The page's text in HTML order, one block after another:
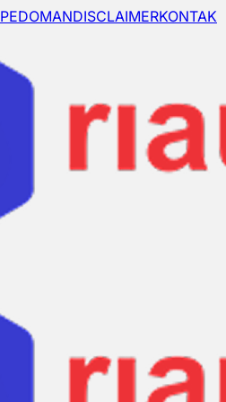
PEDOMANDISCLAIMERKONTAK